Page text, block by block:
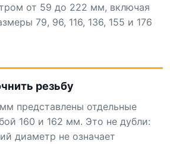
от 59 до 222 мм, включая
79, 96, 116, 136, 155 и 176
резьбу
представлены отдельные
160 и 162 мм. Это не дубли:
диаметр не означает